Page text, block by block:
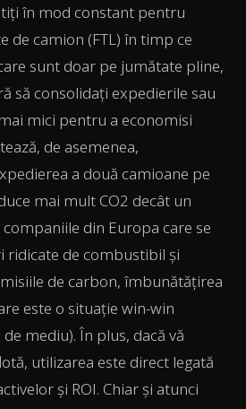
în mod constant pentru
de camion (FTL) în timp ce
sunt doar pe jumătate pline,
să consolidați expedierile sau
mici pentru a economisi
de asemenea,
a două camioane pe
mai mult CO2 decât un
din Europa care se
ridicate de combustibil și
de carbon, îmbunătățirea
este o situație win-win
mediu). În plus, dacă vă
utilizarea este direct legată
și ROI. Chiar și atunci